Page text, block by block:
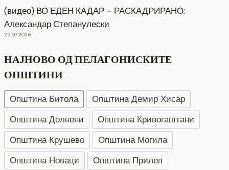
(видео) ВО ЕДЕН КАДАР – РАСКАДРИРАНО:
Александар Степанулески
29.07.2026
НАЈНОВО ОД ПЕЛАГОНИСКИТЕ
ОПШТИНИ
Општина Битола
Општина Демир Хисар
Општина Долнени
Општина Кривогаштани
Општина Крушево
Општина Могила
Општина Новаци
Општина Прилеп